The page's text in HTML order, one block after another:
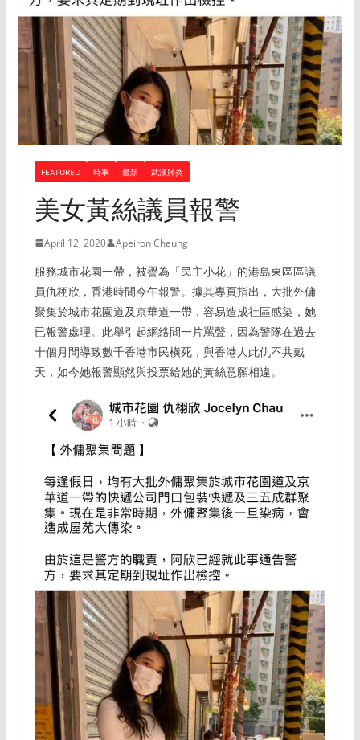
FEATURED 時事 最新 武漢肺炎
美女黃絲議員報警
April 12, 2020 Apeiron Cheung
服務城市花園一帶，被譽為「民主小花」的港島東區區議
員仇栩欣，香港時間今午報警。據其專頁指出，大批外傭
聚集於城市花園道及京華道一帶，容易造成社區感染，她
已報警處理。此舉引起網絡間一片罵聲，因為警隊在過去
十個月間導致數千香港市民橫死，與香港人此仇不共戴
天，如今她報警顯然與投票給她的黃絲意願相違。